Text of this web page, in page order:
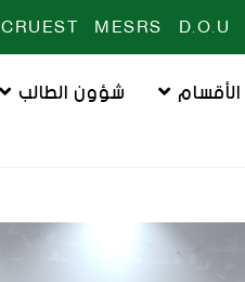
D.O.U
MESRS
CRUEST
الأقسام شؤون الطالب